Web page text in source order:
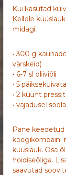
Kui kasutad
Kellele
midagi.
• 300 g
värskeid)
• 6-7 sl oliiviõli
• 5
• 2 küünt
• vajadusel soola
Pane
köögikombaini
küüslauk. Osa
hoidiseõliga.
saavutad